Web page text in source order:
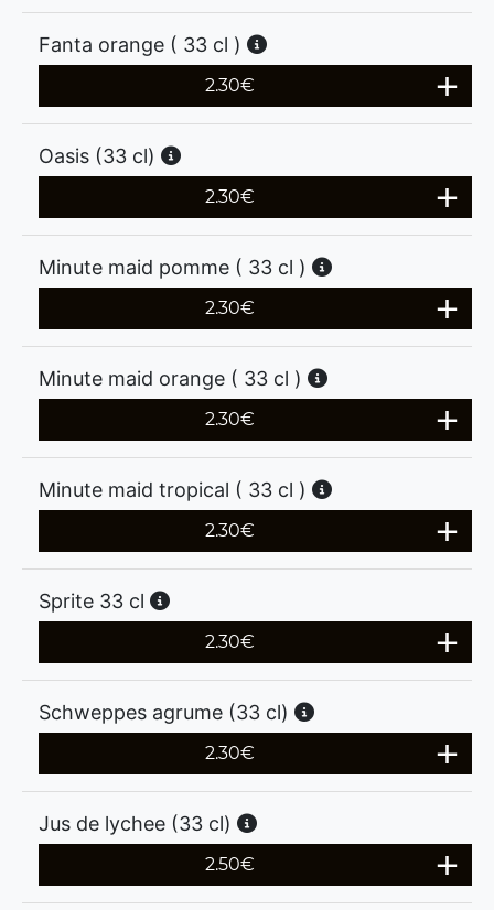
Fanta orange ( 33 cl )
2.30€
Oasis (33 cl)
2.30€
Minute maid pomme ( 33 cl )
2.30€
Minute maid orange ( 33 cl )
2.30€
Minute maid tropical ( 33 cl )
2.30€
Sprite 33 cl
2.30€
Schweppes agrume (33 cl)
2.30€
Jus de lychee (33 cl)
2.50€